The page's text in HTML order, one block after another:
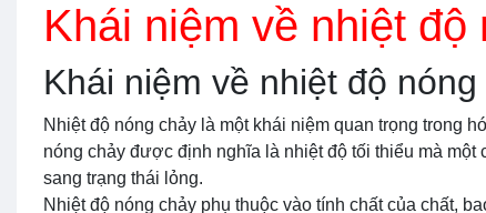
Khái niệm về nhiệt độ
Khái niệm về nhiệt độ
Nhiệt độ nóng chảy là một khái niệm quan trọng trong
nóng chảy được định nghĩa là nhiệt độ tối thiểu mà
sang trạng thái lỏng.
Nhiệt độ nóng chảy phụ thuộc vào tính chất của chất,